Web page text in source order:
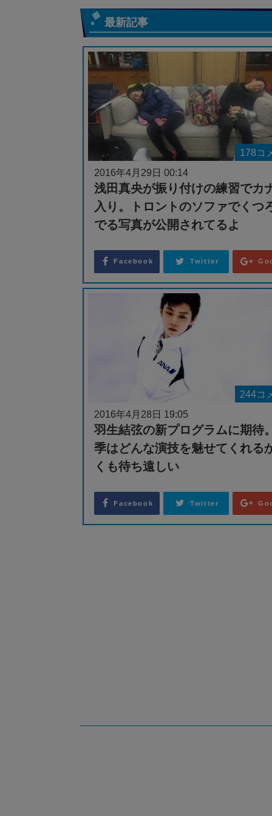
最新記事
Facebook Twitter
178コ
浅田真央が振り付けの練習でカ
入り。トロントのソファでくつ
でる写真が公開されてるよ
2016年4月29日 00:14
Facebook Twitter
244コ
羽生結弦の新プログラムに期待
季はどんな演技を魅せてくれる
くも待ち遠しい
2016年4月28日 19:05